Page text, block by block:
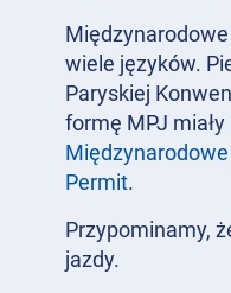
wiele języków.
Paryskiej
formę MPJ
Permit.
Przypominamy,
jazdy.